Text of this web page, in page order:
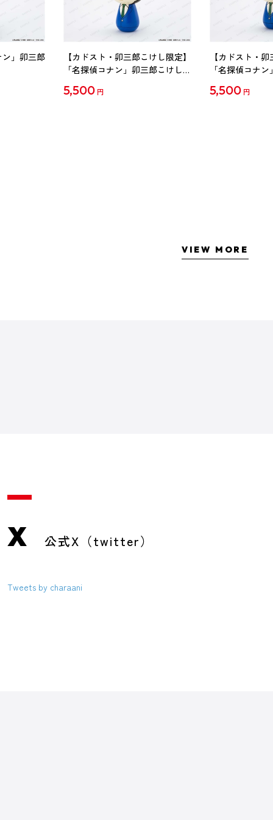
」卯三郎
【カドスト・卯三郎こけし限定】
「名探偵コナン」卯三郎こけし
5,500 円
【カドスト・
「名探偵コナ
5,500 円
VIEW MORE
X 公式X（twitter）
Tweets by charaani